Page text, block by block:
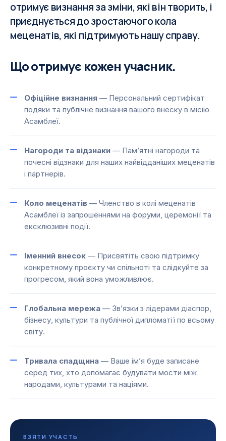
отримує визнання за зміни, які він творить, і
приєднується до зростаючого кола
меценатів, які підтримують нашу справу.
Що отримує кожен учасник.
Офіційне визнання — Персональний сертифікат
подяки та публічне визнання вашого внеску в місію
Асамблеї.
Нагороди та відзнаки — Пам’ятні нагороди та
почесні відзнаки для наших найвідданіших меценатів
і партнерів.
Коло меценатів — Членство в колі меценатів
Асамблеї із запрошеннями на форуми, церемонії та
ексклюзивні події.
Іменний внесок — Присвятіть свою підтримку
конкретному проєкту чи спільноті та слідкуйте за
прогресом, який вона уможливлює.
Глобальна мережа — Зв’язки з лідерами діаспор,
бізнесу, культури та публічної дипломатії по всьому
світу.
Тривала спадщина — Ваше ім’я буде записане
серед тих, хто допомагає будувати мости між
народами, культурами та націями.
ВЗЯТИ УЧАСТЬ